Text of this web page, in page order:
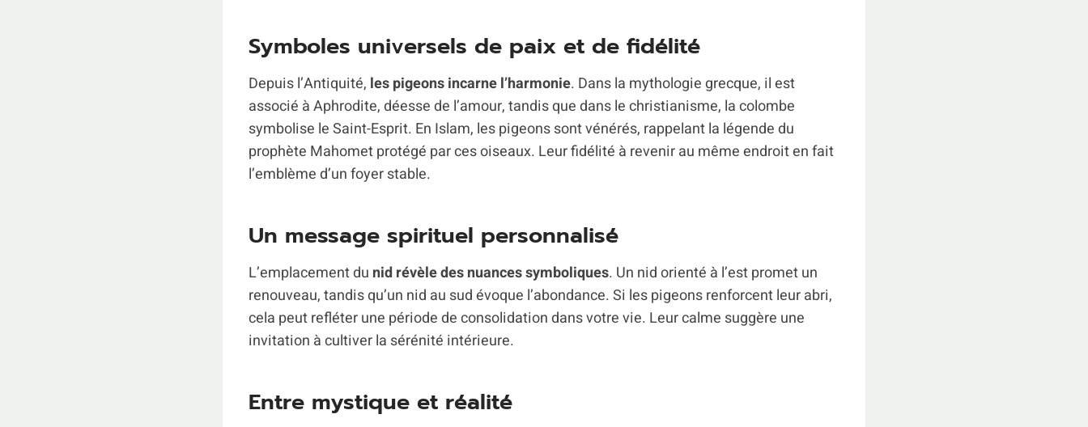
Symboles universels de paix et de fidélité
Depuis l’Antiquité, les pigeons incarne l’harmonie. Dans la mythologie grecque, il est
associé à Aphrodite, déesse de l’amour, tandis que dans le christianisme, la colombe
symbolise le Saint-Esprit. En Islam, les pigeons sont vénérés, rappelant la légende du
prophète Mahomet protégé par ces oiseaux. Leur fidélité à revenir au même endroit en fait
l’emblème d’un foyer stable.
Un message spirituel personnalisé
L’emplacement du nid révèle des nuances symboliques. Un nid orienté à l’est promet un
renouveau, tandis qu’un nid au sud évoque l’abondance. Si les pigeons renforcent leur abri,
cela peut refléter une période de consolidation dans votre vie. Leur calme suggère une
invitation à cultiver la sérénité intérieure.
Entre mystique et réalité